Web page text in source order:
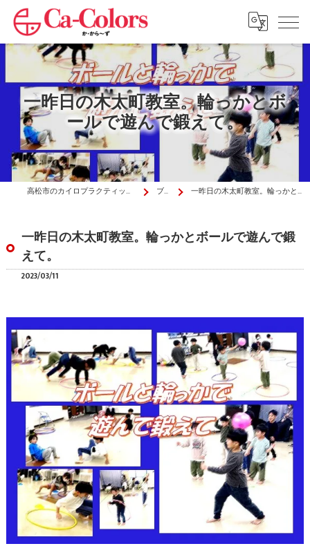
一昨日の木太町教室。輪っかとボ
ールで遊んで鍛えて。
高松市のカイロプラクティックはか・から～ず施術院 ブログ 一昨日の木太町教室。輪っかとボールで遊んで鍛えて。
一昨日の木太町教室。輪っかとボールで遊んで鍛
えて。
2023/03/11